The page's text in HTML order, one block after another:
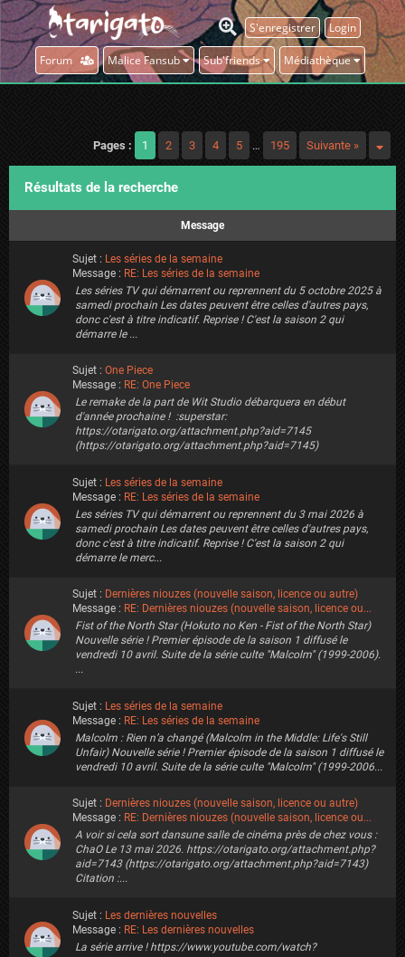
S'enregistrer Login
Forum Malice Fansub Sub'friends Médiathèque
Pages : 1 2 3 4 5 … 195 Suivante »
Résultats de la recherche
Message
Sujet : Les séries de la semaine
Message : RE: Les séries de la semaine
Les séries TV qui démarrent ou reprennent du 5 octobre 2025 à
samedi prochain Les dates peuvent être celles d'autres pays,
donc c'est à titre indicatif. Reprise ! C'est la saison 2 qui
démarre le ...
Sujet : One Piece
Message : RE: One Piece
Le remake de la part de Wit Studio débarquera en début
d'année prochaine ! :superstar:
https://otarigato.org/attachment.php?aid=7145
(https://otarigato.org/attachment.php?aid=7145)
Sujet : Les séries de la semaine
Message : RE: Les séries de la semaine
Les séries TV qui démarrent ou reprennent du 3 mai 2026 à
samedi prochain Les dates peuvent être celles d'autres pays,
donc c'est à titre indicatif. Reprise ! C'est la saison 2 qui
démarre le merc...
Sujet : Dernières niouzes (nouvelle saison, licence ou autre)
Message : RE: Dernières niouzes (nouvelle saison, licence ou...
Fist of the North Star (Hokuto no Ken - Fist of the North Star)
Nouvelle série ! Premier épisode de la saison 1 diffusé le
vendredi 10 avril. Suite de la série culte "Malcolm" (1999-2006).
...
Sujet : Les séries de la semaine
Message : RE: Les séries de la semaine
Malcolm : Rien n’a changé (Malcolm in the Middle: Life's Still
Unfair) Nouvelle série ! Premier épisode de la saison 1 diffusé le
vendredi 10 avril. Suite de la série culte "Malcolm" (1999-2006...
Sujet : Dernières niouzes (nouvelle saison, licence ou autre)
Message : RE: Dernières niouzes (nouvelle saison, licence ou...
A voir si cela sort dansune salle de cinéma près de chez vous :
ChaO Le 13 mai 2026. https://otarigato.org/attachment.php?
aid=7143 (https://otarigato.org/attachment.php?aid=7143)
Citation :...
Sujet : Les dernières nouvelles
Message : RE: Les dernières nouvelles
La série arrive ! https://www.youtube.com/watch?